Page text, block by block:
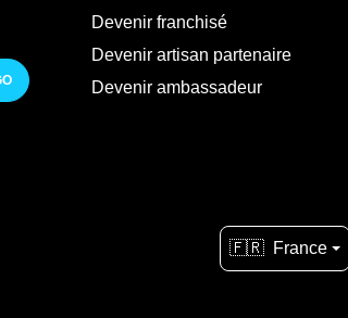
Devenir franchisé
Devenir artisan partenaire
Devenir ambassadeur
🇫🇷 France